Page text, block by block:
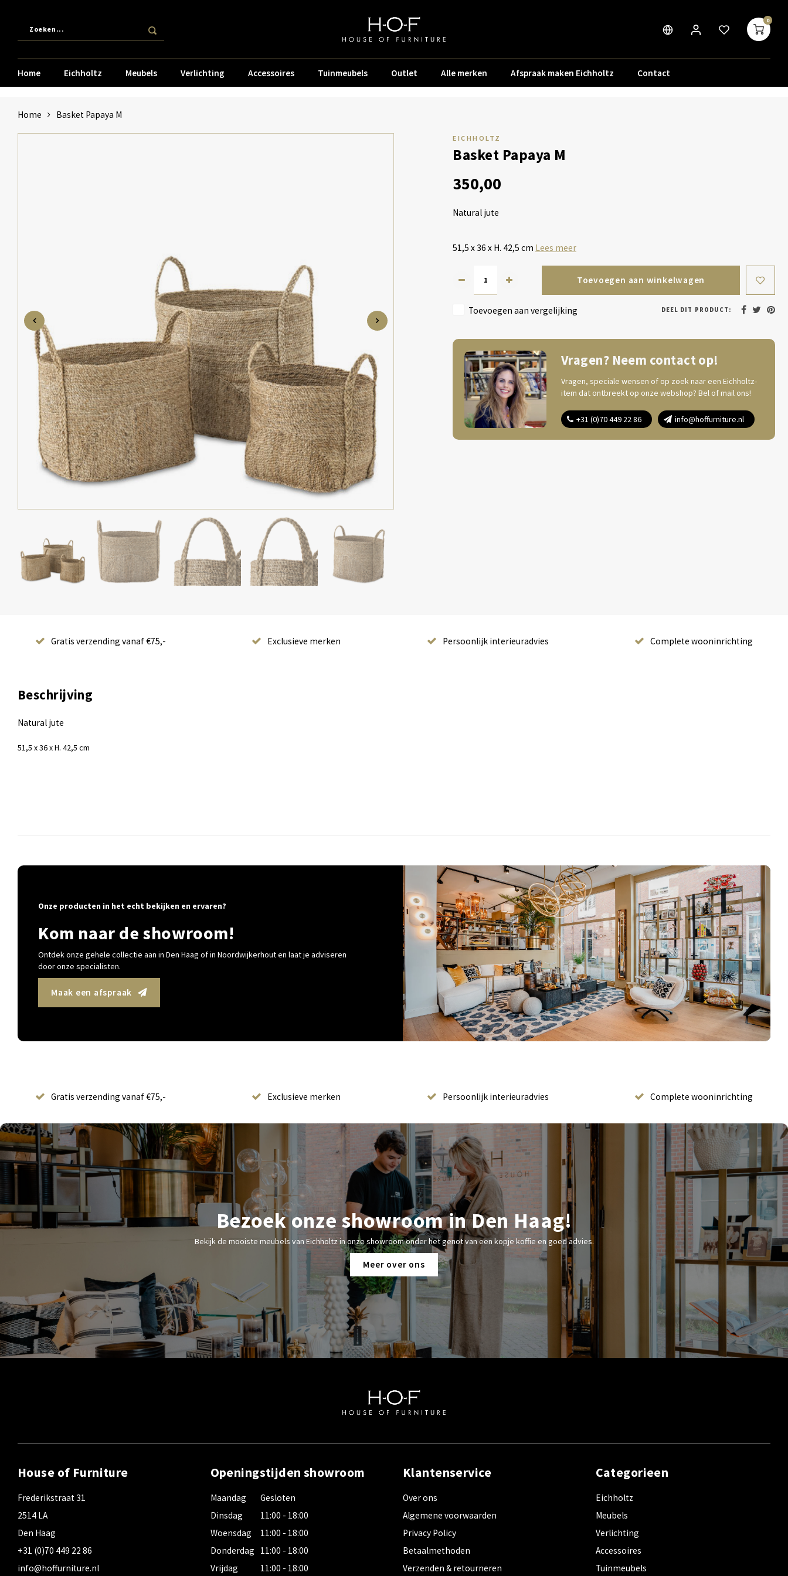
0
Home Eichholtz Meubels Verlichting Accessoires Tuinmeubels Outlet Alle merken Afspraak maken Eichholtz Contact
Home Basket Papaya M
EICHHOLTZ
Basket Papaya M
350,00
Natural jute
51,5 x 36 x H. 42,5 cm Lees meer
Toevoegen aan winkelwagen
Toevoegen aan vergelijking DEEL DIT PRODUCT:
Vragen? Neem contact op!
Vragen, speciale wensen of op zoek naar een Eichholtz-
item dat ontbreekt op onze webshop? Bel of mail ons!
+31 (0)70 449 22 86 info@hoffurniture.nl
Gratis verzending vanaf €75,- Exclusieve merken Persoonlijk interieuradvies Complete wooninrichting
Beschrijving
Natural jute
51,5 x 36 x H. 42,5 cm
Onze producten in het echt bekijken en ervaren?
Kom naar de showroom!
Ontdek onze gehele collectie aan in Den Haag of in Noordwijkerhout en laat je adviseren
door onze specialisten.
Maak een afspraak
Gratis verzending vanaf €75,- Exclusieve merken Persoonlijk interieuradvies Complete wooninrichting
Bezoek onze showroom in Den Haag!
Bekijk de mooiste meubels van Eichholtz in onze showroom onder het genot van een kopje koffie en goed advies.
Meer over ons
House of Furniture
Frederikstraat 31
2514 LA
Den Haag
+31 (0)70 449 22 86
info@hoffurniture.nl
Openingstijden showroom
Maandag
Dinsdag
Woensdag
Donderdag
Vrijdag
Gesloten
11:00 - 18:00
11:00 - 18:00
11:00 - 18:00
11:00 - 18:00
Klantenservice
Over ons
Algemene voorwaarden
Privacy Policy
Betaalmethoden
Verzenden & retourneren
Categorieen
Eichholtz
Meubels
Verlichting
Accessoires
Tuinmeubels